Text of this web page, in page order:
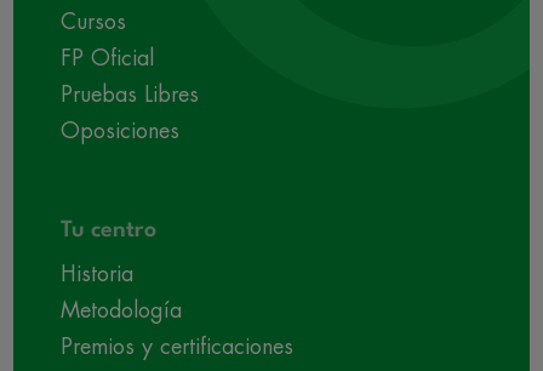
Cursos
FP Oficial
Pruebas Libres
Oposiciones
Tu centro
Historia
Metodología
Premios y certificaciones